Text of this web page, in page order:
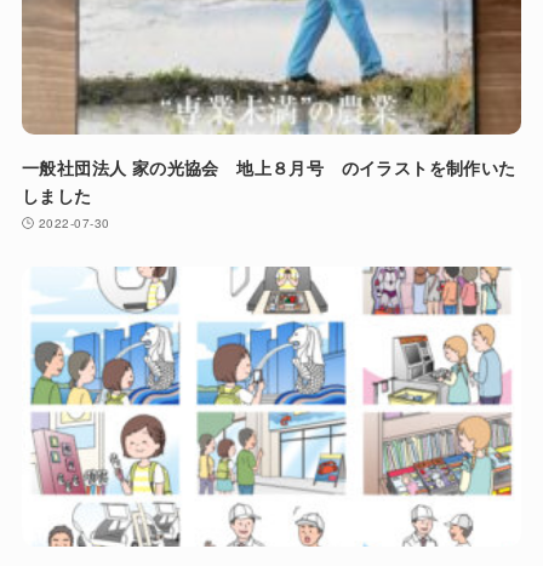
一般社団法人 家の光協会 地上８月号 のイラストを制作いた
しました
2022-07-30